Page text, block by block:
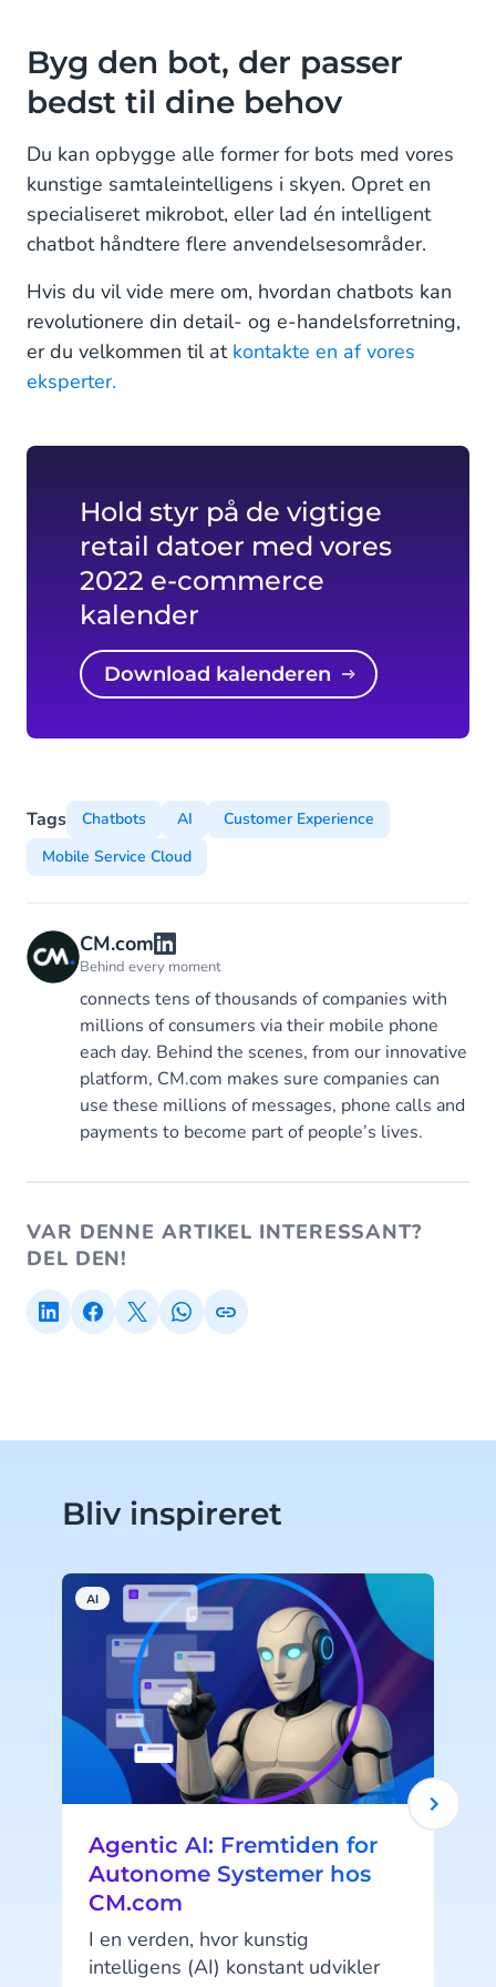
Byg den bot, der passer
bedst til dine behov
Du kan opbygge alle former for bots med vores
kunstige samtaleintelligens i skyen. Opret en
specialiseret mikrobot, eller lad én intelligent
chatbot håndtere flere anvendelsesområder.
Hvis du vil vide mere om, hvordan chatbots kan
revolutionere din detail- og e-handelsforretning,
er du velkommen til at kontakte en af vores
eksperter.
Hold styr på de vigtige
retail datoer med vores
2022 e-commerce
kalender
Download kalenderen
Tags Chatbots AI
Customer Experience
Mobile Service Cloud
CM.com
Behind every moment
connects tens of thousands of companies with
millions of consumers via their mobile phone
each day. Behind the scenes, from our innovative
platform, CM.com makes sure companies can
use these millions of messages, phone calls and
payments to become part of people’s lives.
VAR DENNE ARTIKEL INTERESSANT?
DEL DEN!
Bliv inspireret
AI
Agentic AI: Fremtiden for
Autonome Systemer hos
CM.com
I en verden, hvor kunstig
intelligens (AI) konstant udvikler